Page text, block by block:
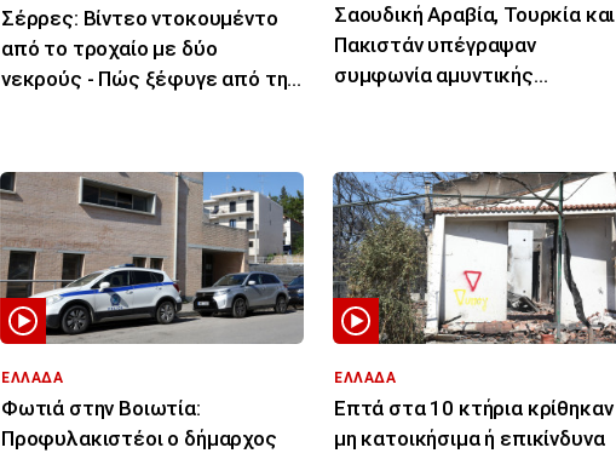
Σέρρες: Βίντεο ντοκουμέντο
από το τροχαίο με δύο
νεκρούς - Πώς ξέφυγε από την
Σαουδική Αραβία, Τουρκία και
Πακιστάν υπέγραψαν
συμφωνία αμυντικής
ΕΛΛΑΔΑ
Φωτιά στην Βοιωτία:
Προφυλακιστέοι ο δήμαρχος
ΕΛΛΑΔΑ
Επτά στα 10 κτήρια κρίθηκαν
μη κατοικήσιμα ή επικίνδυνα